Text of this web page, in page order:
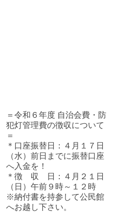
＝令和６年度 自治会費・防
犯灯管理費の徴収について
＝
＊口座振替日：４月１７日
（水）前日までに振替口座
へ入金を！
＊徴 収 日：４月２１日
（日）午前９時～１２時
※納付書を持参して公民館
へお越し下さい。